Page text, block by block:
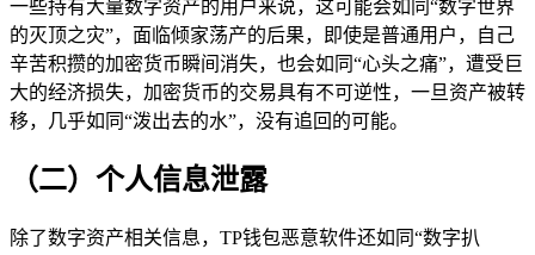
一些持有大量数字资产的用户来说，这可能会如同“数字世界
的灭顶之灾”，面临倾家荡产的后果，即使是普通用户，自己
辛苦积攒的加密货币瞬间消失，也会如同“心头之痛”，遭受巨
大的经济损失，加密货币的交易具有不可逆性，一旦资产被转
移，几乎如同“泼出去的水”，没有追回的可能。
（二）个人信息泄露
除了数字资产相关信息，TP钱包恶意软件还如同“数字扒